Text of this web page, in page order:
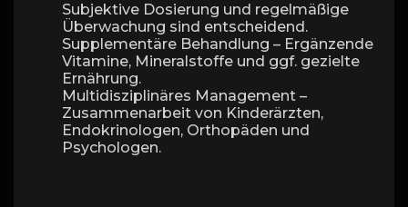
Subjektive Dosierung und regelmäßige
Überwachung sind entscheidend.
Supplementäre Behandlung – Ergänzende
Vitamine, Mineralstoffe und ggf. gezielte
Ernährung.
Multidisziplinäres Management –
Zusammenarbeit von Kinderärzten,
Endokrinologen, Orthopäden und
Psychologen.